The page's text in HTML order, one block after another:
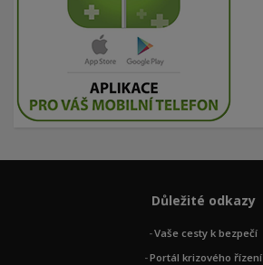
Důležité odkazy
Vaše cesty k bezpečí
Portál krizového řízení